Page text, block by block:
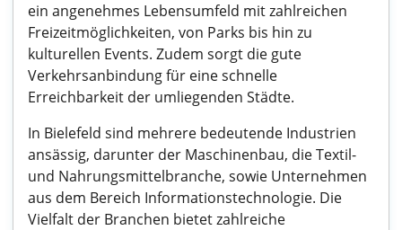
ein angenehmes Lebensumfeld mit zahlreichen
Freizeitmöglichkeiten, von Parks bis hin zu
kulturellen Events. Zudem sorgt die gute
Verkehrsanbindung für eine schnelle
Erreichbarkeit der umliegenden Städte.
In Bielefeld sind mehrere bedeutende Industrien
ansässig, darunter der Maschinenbau, die Textil-
und Nahrungsmittelbranche, sowie Unternehmen
aus dem Bereich Informationstechnologie. Die
Vielfalt der Branchen bietet zahlreiche